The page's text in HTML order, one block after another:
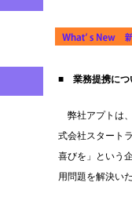
■ 業務提携につ
弊社アプトは
式会社スタート
喜びを」という
用問題を解決い